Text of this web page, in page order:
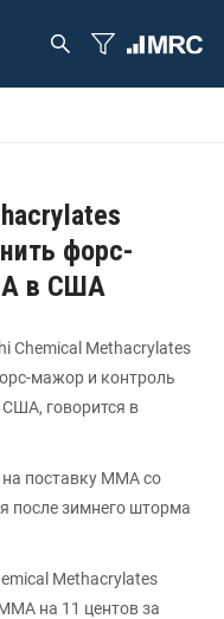
форс-
в США
Chemical Methacrylates
мажор и контроль
говорится в
поставку ММА со
после зимнего шторма
Methacrylates
на 11 центов за